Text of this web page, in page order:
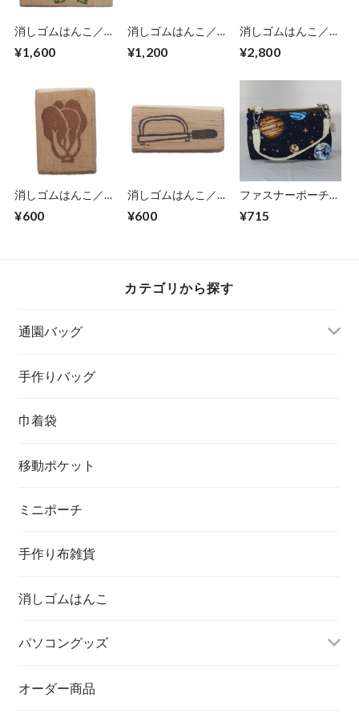
消しゴムはんこ／タ
ンポポ(1-31)
¥1,600
消しゴムはんこ／花
(１) (1-32)
¥1,200
消しゴムはんこ／枝
葉(１) (1-22)
¥2,800
消しゴムはんこ／チ
ンゲン菜 (1-41)
¥600
消しゴムはんこ／工
具シリーズ・金のこ
(1-59)
¥600
ファスナーポーチ
【スターズ2】(5-
282)
¥715
カテゴリから探す
通園バッグ
手作りバッグ
巾着袋
移動ポケット
ミニポーチ
手作り布雑貨
消しゴムはんこ
パソコングッズ
オーダー商品